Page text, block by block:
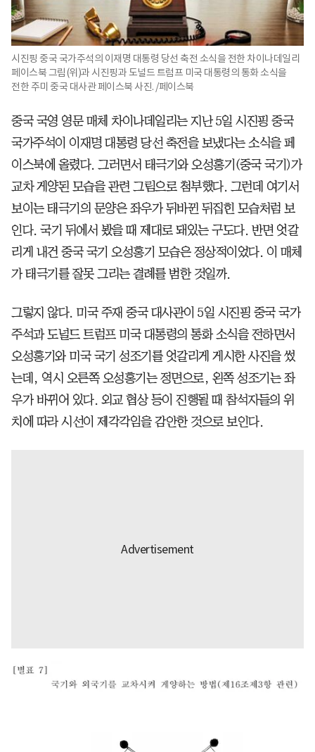
시진핑 중국 국가주석의 이재명 대통령 당선 축전 소식을 전한 차이나데일리
페이스북 그림(위)과 시진핑과 도널드 트럼프 미국 대통령의 통화 소식을
전한 주미 중국 대사관 페이스북 사진. /페이스북
중국 국영 영문 매체 차이나데일리는 지난 5일 시진핑 중국
국가주석이 이재명 대통령 당선 축전을 보냈다는 소식을 페
이스북에 올렸다. 그러면서 태극기와 오성홍기(중국 국기)가
교차 게양된 모습을 관련 그림으로 첨부했다. 그런데 여기서
보이는 태극기의 문양은 좌우가 뒤바뀐 뒤집힌 모습처럼 보
인다. 국기 뒤에서 봤을 때 제대로 돼있는 구도다. 반면 엇갈
리게 내건 중국 국기 오성홍기 모습은 정상적이었다. 이 매체
가 태극기를 잘못 그리는 결례를 범한 것일까.
그렇지 않다. 미국 주재 중국 대사관이 5일 시진핑 중국 국가
주석과 도널드 트럼프 미국 대통령의 통화 소식을 전하면서
오성홍기와 미국 국기 성조기를 엇갈리게 게시한 사진을 썼
는데, 역시 오른쪽 오성홍기는 정면으로, 왼쪽 성조기는 좌
우가 바뀌어 있다. 외교 협상 등이 진행될 때 참석자들의 위
치에 따라 시선이 제각각임을 감안한 것으로 보인다.